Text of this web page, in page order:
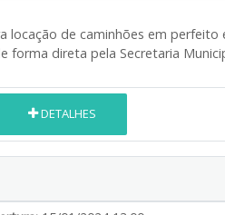
locação de caminhões em perfeito
direta pela Secretaria
DETALHES